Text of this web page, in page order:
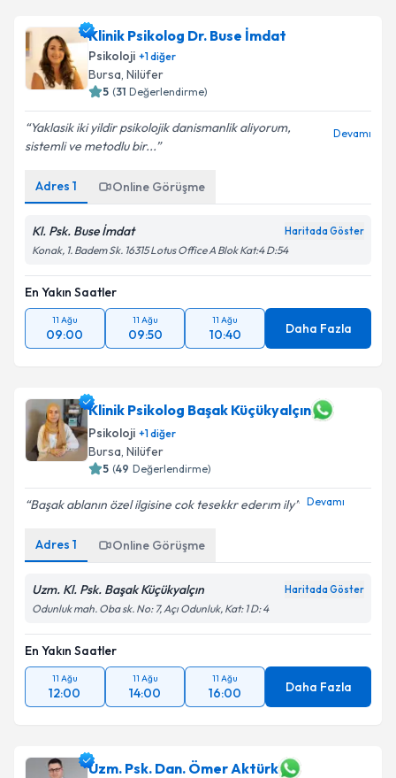
Klinik Psikolog Dr. Buse İmdat
Psikoloji +1diğer
Bursa, Nilüfer
5 (31 Değerlendirme)
Yaklasik iki yildir psikolojik danismanlik aliyorum,
sistemli ve metodlu bir...
Devamı
Adres 1 Online Görüşme
Kl. Psk. Buse İmdat Haritada Göster
Konak, 1. Badem Sk. 16315 Lotus Office A Blok Kat:4 D:54
En Yakın Saatler
11 Ağu
09:00
11 Ağu
09:50
11 Ağu
10:40 Daha Fazla
Klinik Psikolog Başak Küçükyalçın
Psikoloji +1diğer
Bursa, Nilüfer
5 (49 Değerlendirme)
Başak ablanın özel ilgisine cok tesekkr ederım ily Devamı
Adres 1 Online Görüşme
Uzm. Kl. Psk. Başak Küçükyalçın Haritada Göster
Odunluk mah. Oba sk. No: 7, Açı Odunluk, Kat: 1 D: 4
En Yakın Saatler
11 Ağu
12:00
11 Ağu
14:00
11 Ağu
16:00 Daha Fazla
Uzm. Psk. Dan. Ömer Aktürk